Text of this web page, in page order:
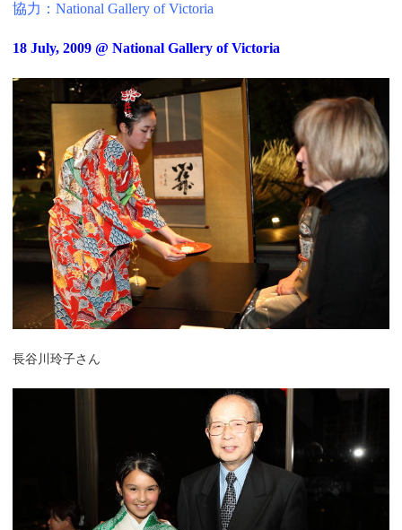
協力：National Gallery of Victoria
18 July, 2009 @ National Gallery of Victoria
長谷川玲子さん